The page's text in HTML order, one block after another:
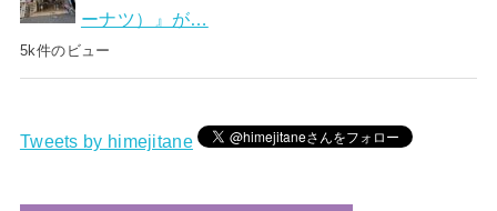
ーナツ）』が…
5k件のビュー
Tweets by himejitane